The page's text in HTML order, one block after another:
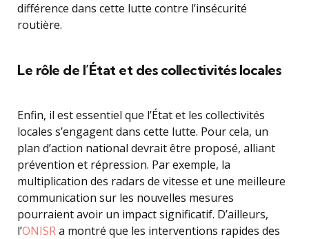
différence dans cette lutte contre l’insécurité
routière.
Le rôle de l’État et des collectivités locales
Enfin, il est essentiel que l’État et les collectivités
locales s’engagent dans cette lutte. Pour cela, un
plan d’action national devrait être proposé, alliant
prévention et répression. Par exemple, la
multiplication des radars de vitesse et une meilleure
communication sur les nouvelles mesures
pourraient avoir un impact significatif. D’ailleurs,
l’ONISRa montré que les interventions rapides des